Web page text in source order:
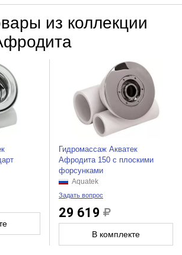
из коллекции
Гидромассаж Акватек
Афродита 150 с плоскими
форсунками
Aquatek
Задать вопрос
29 619
В комплекте